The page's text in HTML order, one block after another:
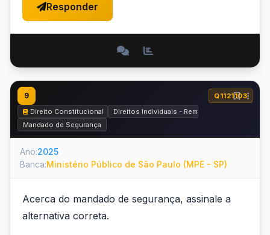
Responder
9
Q1121103
Direito Constitucional
Direitos Individuais - Remédios
Mandado de Segurança
Ano:2025
Banca:Ministério Público de São Paulo (MPE - SP)
Acerca do mandado de segurança, assinale a
alternativa correta.